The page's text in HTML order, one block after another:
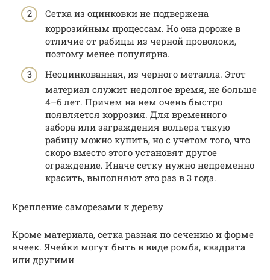
Сетка из оцинковки не подвержена
коррозийным процессам. Но она дороже в
отличие от рабицы из черной проволоки,
поэтому менее популярна.
Неоцинкованная, из черного металла. Этот
материал служит недолгое время, не больше
4–6 лет. Причем на нем очень быстро
появляется коррозия. Для временного
забора или заграждения вольера такую
рабицу можно купить, но с учетом того, что
скоро вместо этого установят другое
ограждение. Иначе сетку нужно непременно
красить, выполняют это раз в 3 года.
Крепление саморезами к дереву
Кроме материала, сетка разная по сечению и форме
ячеек. Ячейки могут быть в виде ромба, квадрата
или другими